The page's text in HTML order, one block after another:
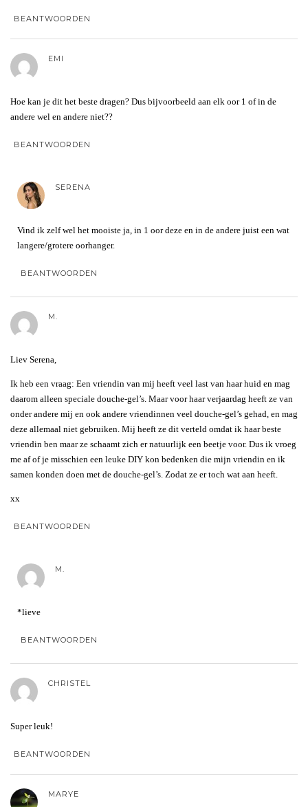
BEANTWOORDEN
EMI
Hoe kan je dit het beste dragen? Dus bijvoorbeeld aan elk oor 1 of in de
andere wel en andere niet??
BEANTWOORDEN
SERENA
Vind ik zelf wel het mooiste ja, in 1 oor deze en in de andere juist een wat
langere/grotere oorhanger.
BEANTWOORDEN
M.
Liev Serena,
Ik heb een vraag: Een vriendin van mij heeft veel last van haar huid en mag
daarom alleen speciale douche-gel’s. Maar voor haar verjaardag heeft ze van
onder andere mij en ook andere vriendinnen veel douche-gel’s gehad, en mag
deze allemaal niet gebruiken. Mij heeft ze dit verteld omdat ik haar beste
vriendin ben maar ze schaamt zich er natuurlijk een beetje voor. Dus ik vroeg
me af of je misschien een leuke DIY kon bedenken die mijn vriendin en ik
samen konden doen met de douche-gel’s. Zodat ze er toch wat aan heeft.
xx
BEANTWOORDEN
M.
*lieve
BEANTWOORDEN
CHRISTEL
Super leuk!
BEANTWOORDEN
MARYE